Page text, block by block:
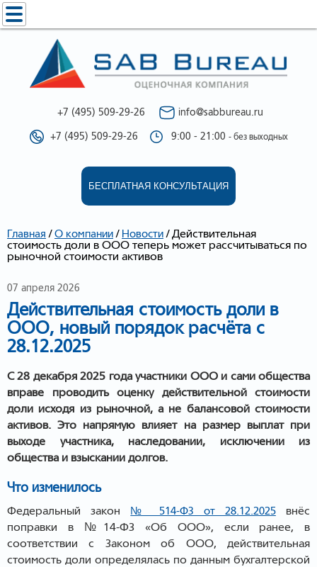
+7 (495) 509-29-26 info@sabbureau.ru
+7 (495) 509-29-26 9:00 - 21:00 - без выходных
БЕСПЛАТНАЯ КОНСУЛЬТАЦИЯ
Главная /О компании/ Новости/Действительная
стоимость доли в ООО теперь может рассчитываться по
рыночной стоимости активов
07 апреля 2026
Действительная стоимость доли в
ООО, новый порядок расчёта с
28.12.2025
С 28 декабря 2025 года участники ООО и сами общества
вправе проводить оценку действительной стоимости
доли исходя из рыночной, а не балансовой стоимости
активов. Это напрямую влияет на размер выплат при
выходе участника, наследовании, исключении из
общества и взыскании долгов.
Что изменилось
Федеральный закон № 514-ФЗ от 28.12.2025внёс
поправки в №14-ФЗ «Об ООО», если ранее, в
соответствии с Законом об ООО, действительная
стоимость доли определялась по данным бухгалтерской